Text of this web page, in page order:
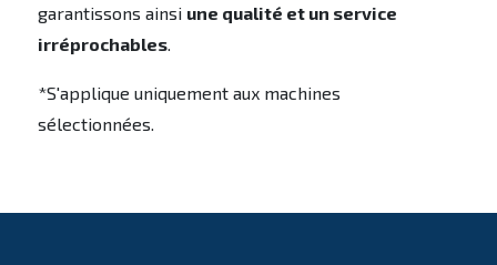
garantissons ainsi une qualité et un service
irréprochables.
*S'applique uniquement aux machines
sélectionnées.